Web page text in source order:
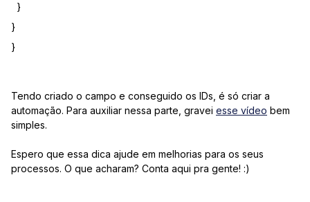
}
}
}
Tendo criado o campo e conseguido os IDs, é só criar a
automação. Para auxiliar nessa parte, gravei esse vídeo bem
simples.
Espero que essa dica ajude em melhorias para os seus
processos. O que acharam? Conta aqui pra gente! :)